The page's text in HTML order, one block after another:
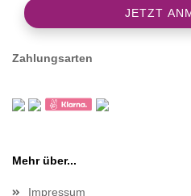
Zahlungsarten
Mehr über...
Impressum